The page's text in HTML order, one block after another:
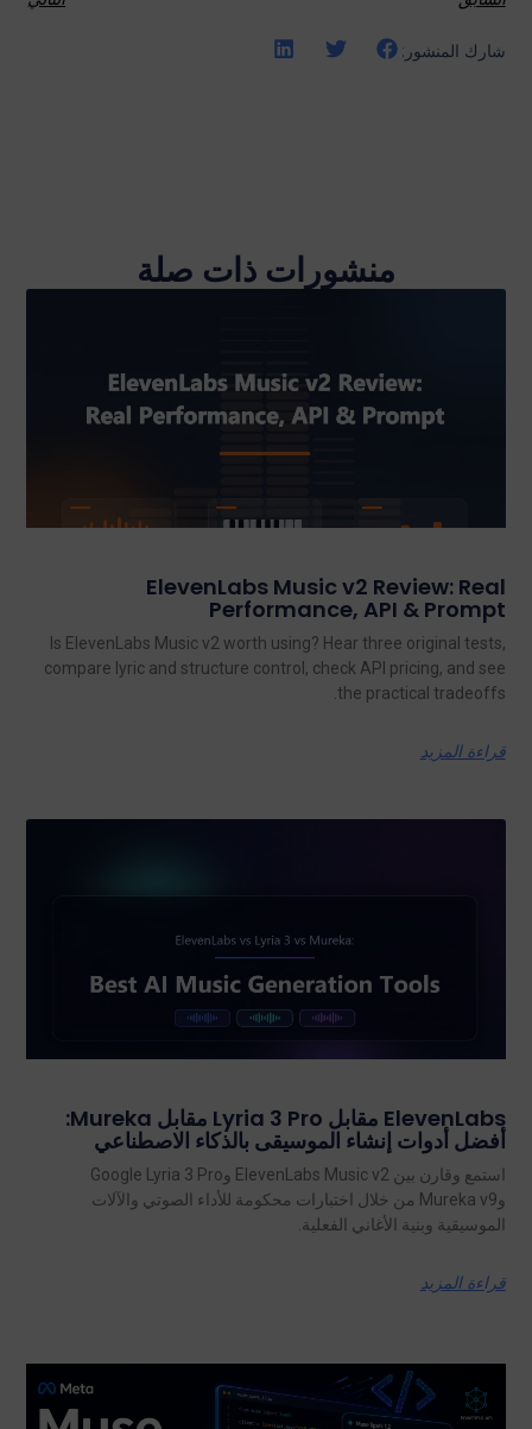
شارك المنشور:
منشورات ذات صلة
ElevenLabs Music v2 Review: Real
Performance, API & Prompt
Is ElevenLabs Music v2 worth using? Hear three original tests,
compare lyric and structure control, check API pricing, and see
the practical tradeoffs.
قراءة المزيد
ElevenLabs مقابل Lyria 3 Pro مقابل Mureka:
أفضل أدوات إنشاء الموسيقى بالذكاء الاصطناعي
استمع وقارن بين ElevenLabs Music v2 وGoogle Lyria 3 Pro
وMureka v9 من خلال اختبارات محكومة للأداء الصوتي والآلات
الموسيقية وبنية الأغاني الفعلية.
قراءة المزيد